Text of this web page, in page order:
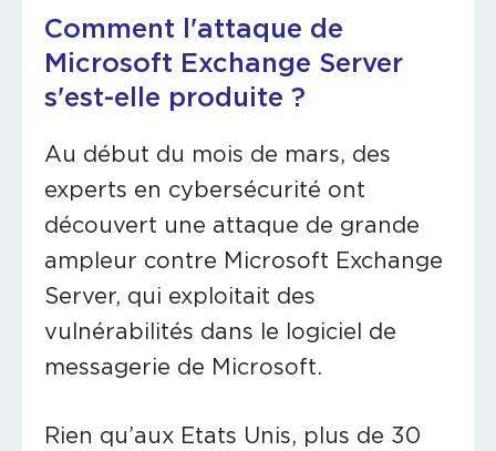
Comment l'attaque de
Microsoft Exchange Server
s'est-elle produite ?
Au début du mois de mars, des
experts en cybersécurité ont
découvert une attaque de grande
ampleur contre Microsoft Exchange
Server, qui exploitait des
vulnérabilités dans le logiciel de
messagerie de Microsoft.
Rien qu’aux Etats Unis, plus de 30